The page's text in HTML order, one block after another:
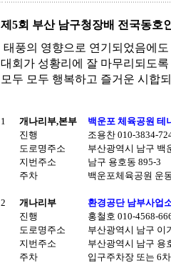
제5회 부산 남구청장배 전국동호
태풍의 영향으로 연기되었음에도
대회가 성황리에 잘 마무리되도
모두 모두 행복하고 즐거운 시합
1 개나리부,본부
백운포 체육공원 테
진행
조용찬 010-3834-
도로명주소
부산광역시 남구 백
지번주소
남구 용호동 895-3
주차
백운포체육공원 운
2 개나리부
환경공단 남부사업
진행
홍철호 010-4568-
도로명주소
부산광역시 남구 이
지번주소
부산광역시 남구 용
주차
입구주차장 또는 6